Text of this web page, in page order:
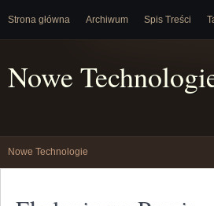
Strona główna Archiwum Spis Treści
Nowe
Nowe Technologie